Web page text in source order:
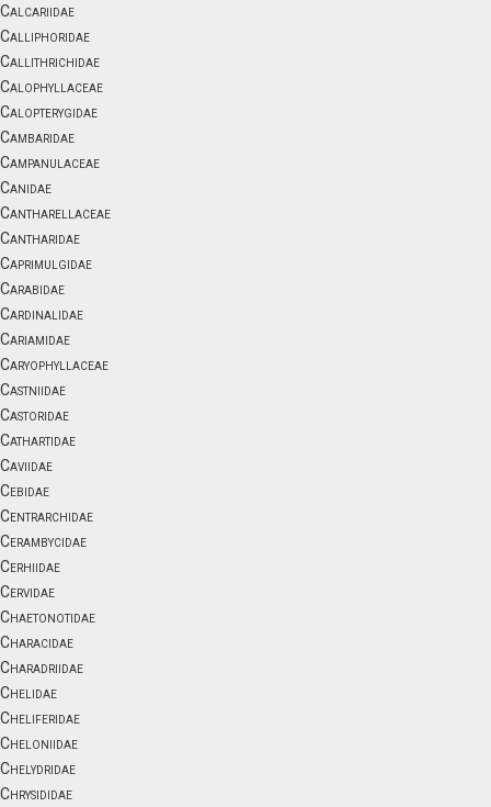
Calcariidae
Calliphoridae
Callithrichidae
Calophyllaceae
Calopterygidae
Cambaridae
Campanulaceae
Canidae
Cantharellaceae
Cantharidae
Caprimulgidae
Carabidae
Cardinalidae
Cariamidae
Caryophyllaceae
Castniidae
Castoridae
Cathartidae
Caviidae
Cebidae
Centrarchidae
Cerambycidae
Cerhiidae
Cervidae
Chaetonotidae
Characidae
Charadriidae
Chelidae
Cheliferidae
Cheloniidae
Chelydridae
Chrysididae